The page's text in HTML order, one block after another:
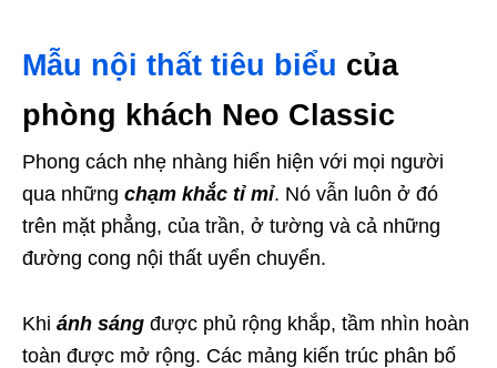
Mẫu nội thất tiêu biểu của
phòng khách Neo Classic
Phong cách nhẹ nhàng hiển hiện với mọi người
qua những chạm khắc tỉ mỉ. Nó vẫn luôn ở đó
trên mặt phẳng, của trần, ở tường và cả những
đường cong nội thất uyển chuyển.
Khi ánh sáng được phủ rộng khắp, tầm nhìn hoàn
toàn được mở rộng. Các mảng kiến trúc phân bố